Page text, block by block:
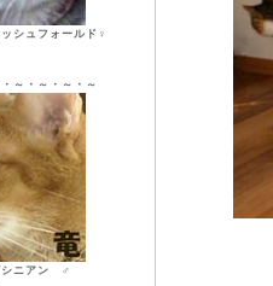
シュフォールド♀
～・～・～・～
ニアン ♂